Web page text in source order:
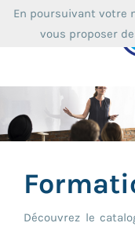
Découvrez le
En poursuivant votre
vous proposer